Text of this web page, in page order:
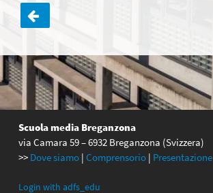
Navigazione
articoli
Scuola media Breganzona
via Camara 59 – 6932 Breganzona (Svizzera)
>> Dove siamo | Comprensorio | Presentazione
Login with adfs_edu